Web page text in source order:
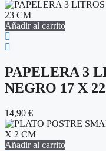
Añadir al carrito
PAPELERA 3
NEGRO 17 X
14,90 €
Añadir al carrito